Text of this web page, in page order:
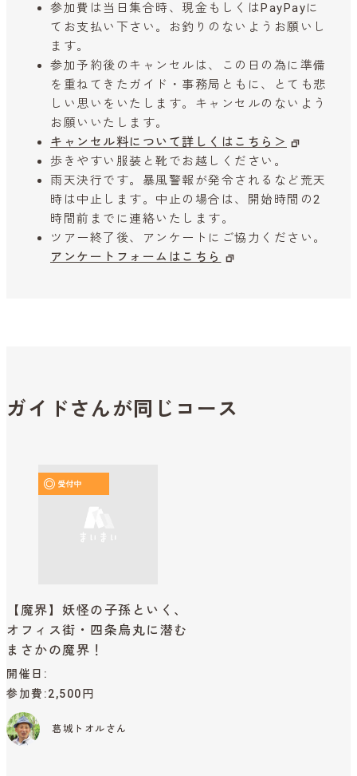
参加費は当日集合時、現金もしくはPayPayに
てお支払い下さい。お釣りのないようお願いし
ます。
参加予約後のキャンセルは、この日の為に準備
を重ねてきたガイド・事務局ともに、とても悲
しい思いをいたします。キャンセルのないよう
お願いいたします。
キャンセル料について詳しくはこちら＞
歩きやすい服装と靴でお越しください。
雨天決行です。暴風警報が発令されるなど荒天
時は中止します。中止の場合は、開始時間の2
時間前までに連絡いたします。
ツアー終了後、アンケートにご協力ください。
アンケートフォームはこちら
ガイドさんが同じコース
【魔界】妖怪の子孫といく、
オフィス街・四条烏丸に潜む
まさかの魔界！
開催日
参加費 2,500円
葛城トオルさん